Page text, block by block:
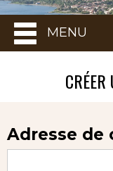
MENU
Adresse de